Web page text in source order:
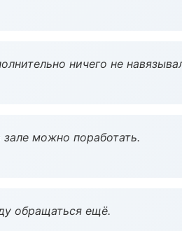
ничего не
можно поработать.
обращаться ещё.